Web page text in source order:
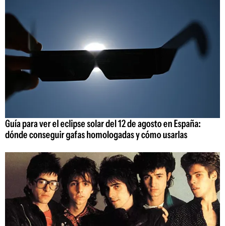
Guía para ver el eclipse solar del 12 de agosto en España:
dónde conseguir gafas homologadas y cómo usarlas